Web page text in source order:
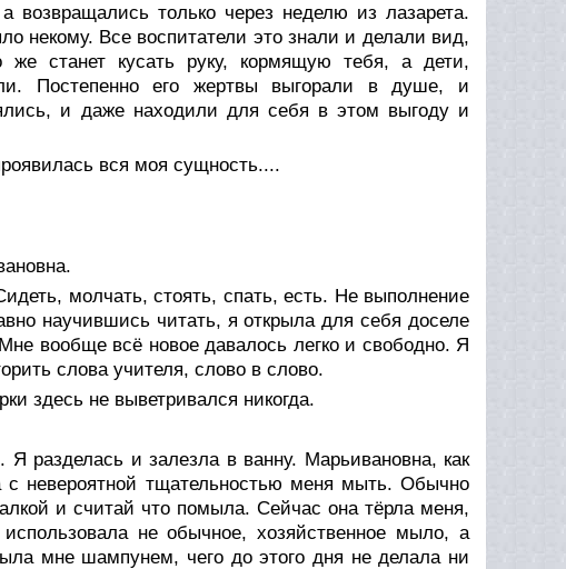
только через неделю из лазарета.
некому. Все воспитатели это знали и делали вид,
станет кусать руку, кормящую тебя, а дети,
Постепенно его жертвы выгорали в душе, и
и даже находили для себя в этом выгоду и
вся моя сущность....
молчать, стоять, спать, есть. Не выполнение
научившись читать, я открыла для себя доселе
вообще всё новое давалось легко и свободно. Я
слова учителя, слово в слово.
здесь не выветривался никогда.
разделась и залезла в ванну. Марьивановна, как
невероятной тщательностью меня мыть. Обычно
и считай что помыла. Сейчас она тёрла меня,
не обычное, хозяйственное мыло, а
мне шампунем, чего до этого дня не делала ни